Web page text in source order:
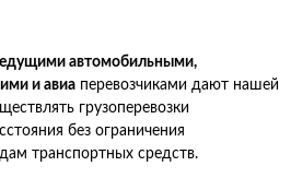
автомобильными,
и авиа перевозчиками дают нашей
грузоперевозки
без ограничения
транспортных средств.